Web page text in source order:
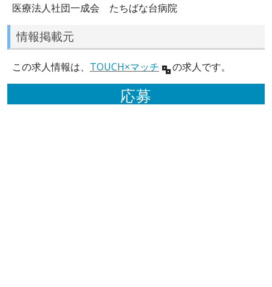
医療法人社団一成会 たちばな台病院
情報掲載元
この求人情報は、 TOUCH×マッチ の求人です。
応募